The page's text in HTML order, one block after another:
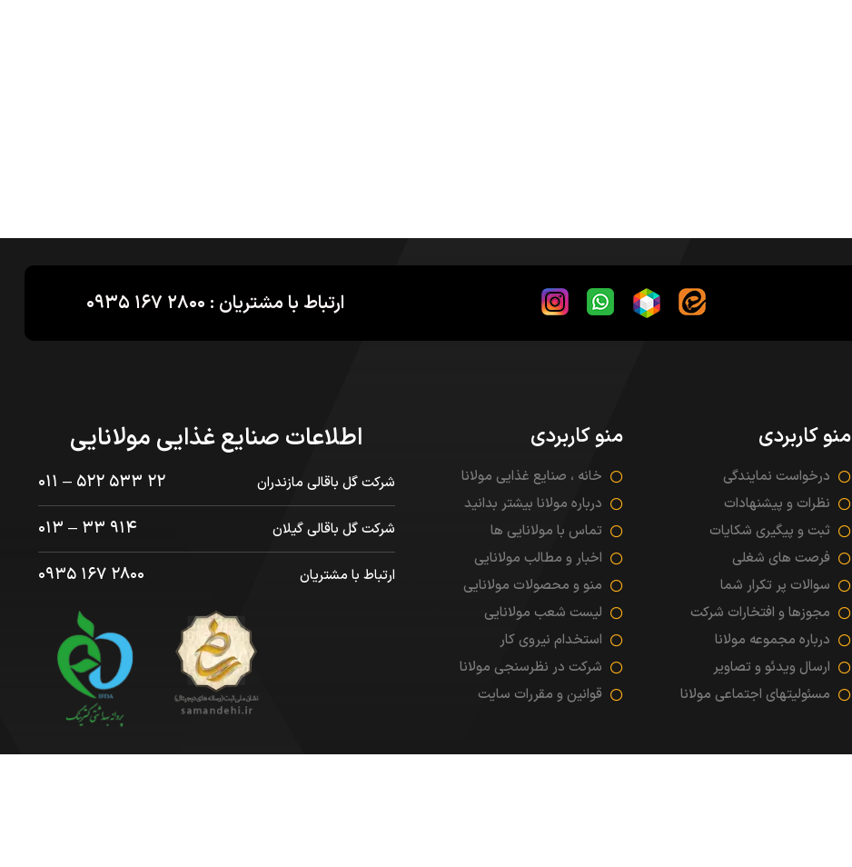
ارتباط با مشتریان : ۲۸۰۰ ۱۶۷ ۰۹۳۵
منو کاربردی
درخواست نمایندگی
نظرات و پیشنهادات
ثبت و پیگیری شکایات
فرصت های شغلی
سوالات پر تکرار شما
مجوزها و افتخارات شرکت
درباره مجموعه مولانا
ارسال ویدئو و تصاویر
مسئولیتهای اجتماعی مولانا
منو کاربردی
خانه ، صنایع غذایی مولانا
درباره مولانا بیشتر بدانید
تماس با مولانایی ها
اخبار و مطالب مولانایی
منو و محصولات مولانایی
لیست شعب مولانایی
استخدام نیروی کار
شرکت در نظرسنجی مولانا
قوانین و مقررات سایت
اطلاعات صنایع غذایی مولانایی
شرکت گل باقالی مازندران ۲۲ ۵۳۳ ۵۲۲ – ۰۱۱
شرکت گل باقالی گیلان ۹۱۴ ۳۳ – ۰۱۳
ارتباط با مشتریان ۲۸۰۰ ۱۶۷ ۰۹۳۵
شبکه های اجتماعی
ابراهیم فـــرد